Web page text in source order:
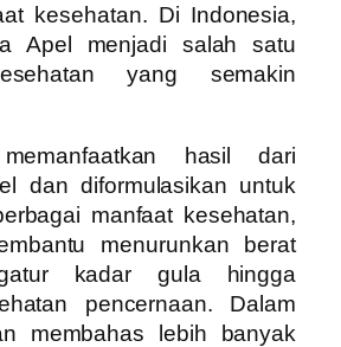
kesehatan. Di Indonesia,
Apel menjadi salah satu
yang semakin
hasil dari
dan diformulasikan untuk
manfaat kesehatan,
menurunkan berat
kadar gula hingga
pencernaan. Dalam
membahas lebih banyak